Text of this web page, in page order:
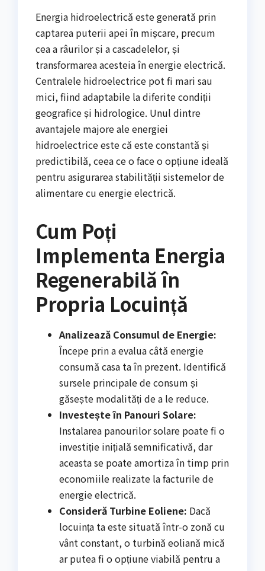
Energia hidroelectrică este generată prin
captarea puterii apei în mișcare, precum
cea a râurilor și a cascadelelor, și
transformarea acesteia în energie electrică.
Centralele hidroelectrice pot fi mari sau
mici, fiind adaptabile la diferite condiții
geografice și hidrologice. Unul dintre
avantajele majore ale energiei
hidroelectrice este că este constantă și
predictibilă, ceea ce o face o opțiune ideală
pentru asigurarea stabilității sistemelor de
alimentare cu energie electrică.
Cum Poți
Implementa Energia
Regenerabilă în
Propria Locuință
Analizează Consumul de Energie:
Începe prin a evalua câtă energie
consumă casa ta în prezent. Identifică
sursele principale de consum și
găsește modalități de a le reduce.
Investește în Panouri Solare:
Instalarea panourilor solare poate fi o
investiție inițială semnificativă, dar
aceasta se poate amortiza în timp prin
economiile realizate la facturile de
energie electrică.
Consideră Turbine Eoliene: Dacă
locuința ta este situată într-o zonă cu
vânt constant, o turbină eoliană mică
ar putea fi o opțiune viabilă pentru a